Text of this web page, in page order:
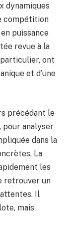
dynamiques
compétition
puissance
revue à la
particulier, ont
et d’une
précédant le
pour analyser
dans la
La
les
retrouver un
Il
mais